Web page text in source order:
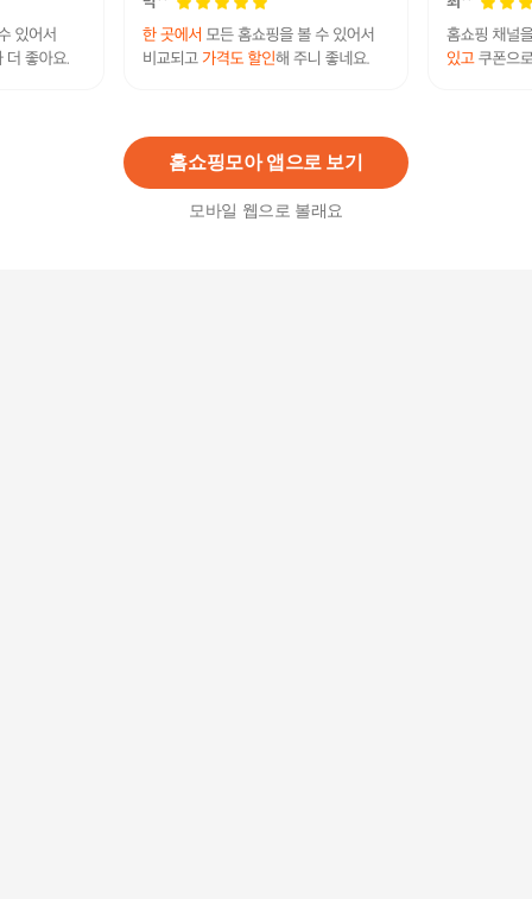
홈쇼핑모아 앱으로 보기
모바일 웹으로 볼래요
셀러허브 패션 [JHQSYJYT_51IJ]아치 패드 발바닥